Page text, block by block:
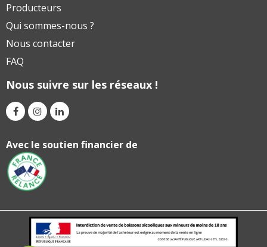
Producteurs
Qui sommes-nous ?
Nous contacter
FAQ
Nous suivre sur les réseaux !
Avec le soutien financier de